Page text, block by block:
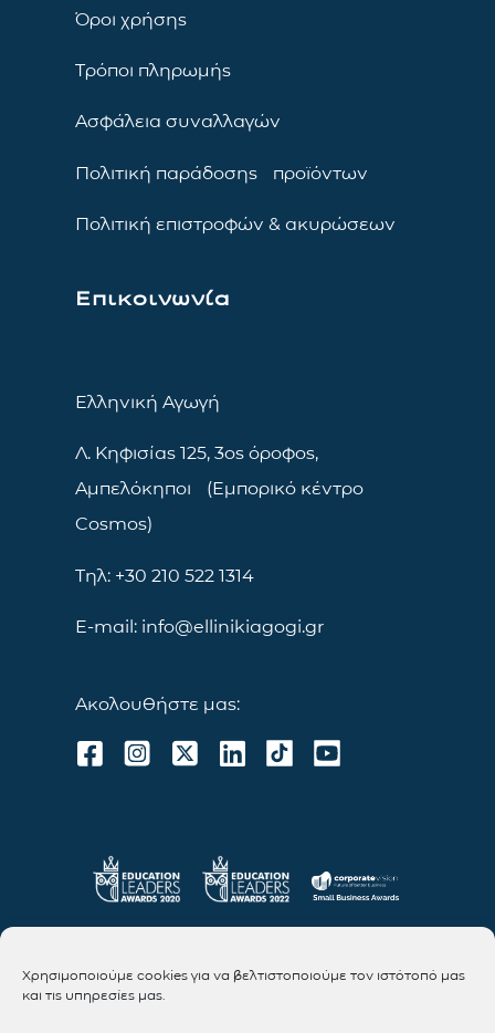
Χρησιμοποιούμε cookies για να βελτιστοποιούμε τον ιστότοπό μας
και τις υπηρεσίες μας.
Όροι χρήσης
Τρόποι πληρωμής
Ασφάλεια συναλλαγών
Πολιτική παράδοσης προϊόντων
Πολιτική επιστροφών & ακυρώσεων
Επικοινωνία
Ελληνική Αγωγή
Λ. Κηφισίας 125, 3ος όροφος,
Αμπελόκηποι (Εμπορικό κέντρο
Cosmos)
Τηλ: +30 210 522 1314
E-mail: info@ellinikiagogi.gr
Ακολουθήστε μας: